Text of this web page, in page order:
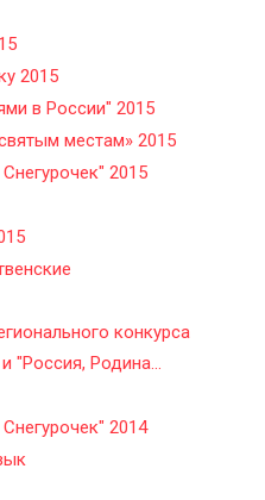
2015
в России" 2015
местам» 2015
2015
конкурса
"Россия, Родина...
2014